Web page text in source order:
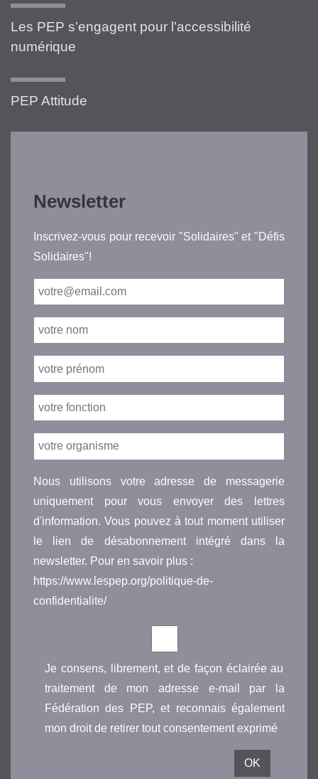
Les PEP s’engagent pour l’accessibilité
numérique
PEP Attitude
Newsletter
Inscrivez-vous pour recevoir "Solidaires" et "Défis
Solidaires"!
Nous utilisons votre adresse de messagerie
uniquement pour vous envoyer des lettres
d'information. Vous pouvez à tout moment utiliser
le lien de désabonnement intégré dans la
newsletter. Pour en savoir plus :
https://www.lespep.org/politique-de-
confidentialite/
Je consens, librement, et de façon éclairée au
traitement de mon adresse e-mail par la
Fédération des PEP, et reconnais également
mon droit de retirer tout consentement exprimé